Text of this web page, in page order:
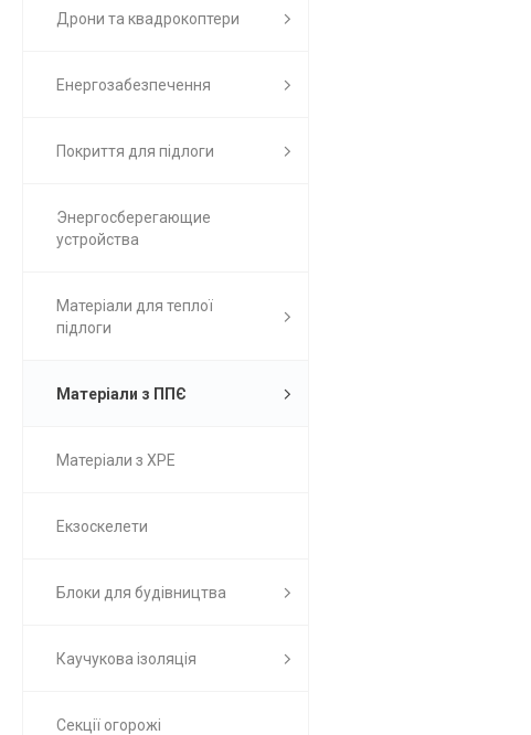
Дрони та квадрокоптери
Енергозабезпечення
Покриття для підлоги
Энергосберегающие
устройства
Матеріали для теплої
підлоги
Матеріали з ППЄ
Матеріали з ХРЕ
Екзоскелети
Блоки для будівництва
Каучукова ізоляція
Секції огорожі